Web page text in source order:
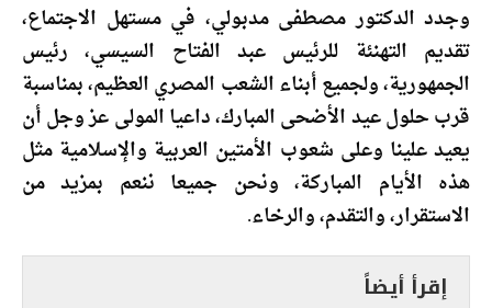
وجدد الدكتور مصطفى مدبولي، في مستهل الاجتماع،
تقديم التهنئة للرئيس عبد الفتاح السيسي، رئيس
الجمهورية، ولجميع أبناء الشعب المصري العظيم، بمناسبة
قرب حلول عيد الأضحى المبارك، داعيا المولى عز وجل أن
يعيد علينا وعلى شعوب الأمتين العربية والإسلامية مثل
هذه الأيام المباركة، ونحن جميعا ننعم بمزيد من
الاستقرار، والتقدم، والرخاء.
إقرأ أيضاً